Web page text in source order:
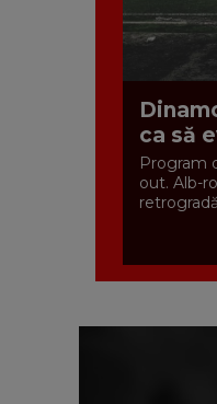
ca să
Program
out. Alb-